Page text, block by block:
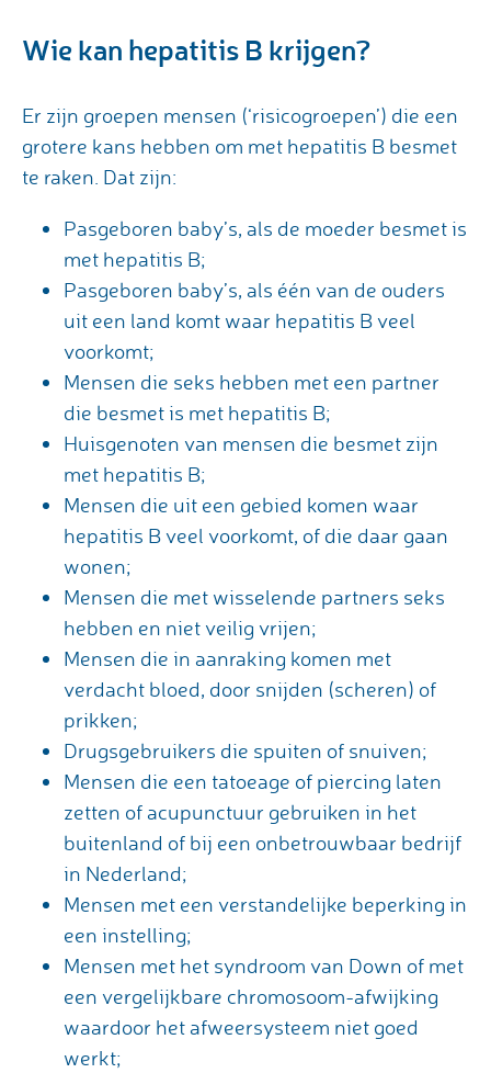
Wie kan hepatitis B krijgen?
Er zijn groepen mensen (‘risicogroepen’) die een
grotere kans hebben om met hepatitis B besmet
te raken. Dat zijn:
Pasgeboren baby’s, als de moeder besmet is
met hepatitis B;
Pasgeboren baby’s, als één van de ouders
uit een land komt waar hepatitis B veel
voorkomt;
Mensen die seks hebben met een partner
die besmet is met hepatitis B;
Huisgenoten van mensen die besmet zijn
met hepatitis B;
Mensen die uit een gebied komen waar
hepatitis B veel voorkomt, of die daar gaan
wonen;
Mensen die met wisselende partners seks
hebben en niet veilig vrijen;
Mensen die in aanraking komen met
verdacht bloed, door snijden (scheren) of
prikken;
Drugsgebruikers die spuiten of snuiven;
Mensen die een tatoeage of piercing laten
zetten of acupunctuur gebruiken in het
buitenland of bij een onbetrouwbaar bedrijf
in Nederland;
Mensen met een verstandelijke beperking in
een instelling;
Mensen met het syndroom van Down of met
een vergelijkbare chromosoom-afwijking
waardoor het afweersysteem niet goed
werkt;